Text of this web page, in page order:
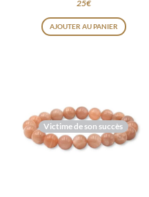
25€
AJOUTER AU PANIER
Victime de son succès